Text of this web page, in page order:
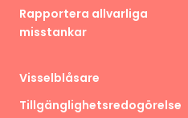
Rapportera allvarliga
misstankar
Visselblåsare
Tillgänglighetsredogörelse